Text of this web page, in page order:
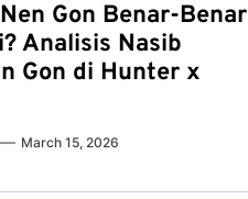
Gon Benar-Benar
Analisis Nasib
Gon di Hunter x
March 15, 2026